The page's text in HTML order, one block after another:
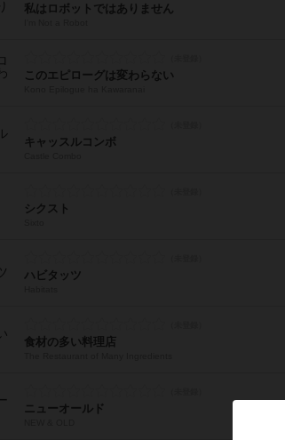
私はロボットではありません
このエピローグは変わらない
キャッスルコンボ
シクスト
ハビタッツ
食材の多い料理店
ニューオールド